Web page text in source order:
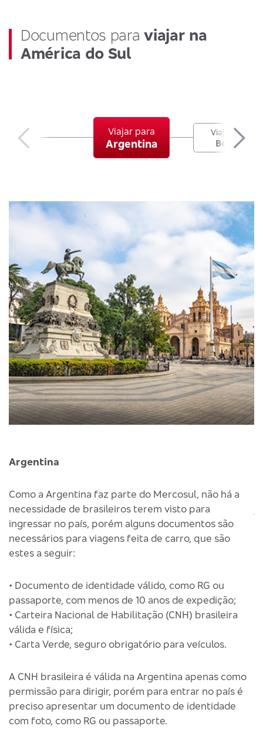
Documentos paraviajar na
América do Sul
Viajar para
Argentina
Viajar para
Bolívia
Argentina
Como a Argentina faz parte do Mercosul, não há a
necessidade de brasileiros terem visto para
ingressar no país, porém alguns documentos são
necessários para viagens feita de carro, que são
estes a seguir:
• Documento de identidade válido, como RG ou
passaporte, com menos de 10 anos de expedição;
• Carteira Nacional de Habilitação (CNH) brasileira
válida e física;
• Carta Verde, seguro obrigatório para veículos.
A CNH brasileira é válida na Argentina apenas como
permissão para dirigir, porém para entrar no país é
preciso apresentar um documento de identidade
com foto, como RG ou passaporte.